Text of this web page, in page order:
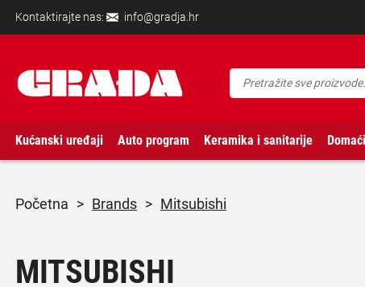
Kontaktirajte nas: info@gradja.hr
Kućanski uređaji Auto program Keramika i sanitarije
početna > Brands > Mitsubishi
MITSUBISHI